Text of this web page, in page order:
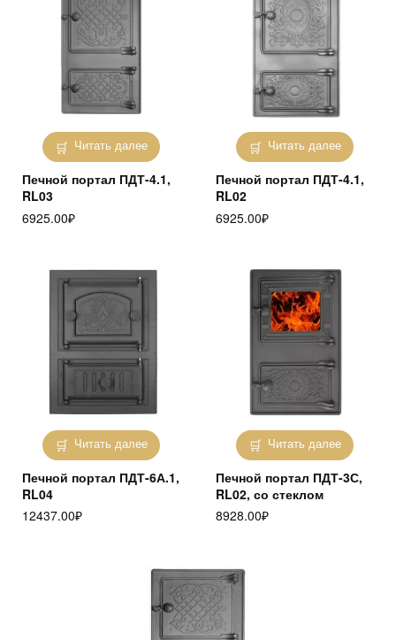
Читать далее
Печной портал ПДТ-4.1,
RL03
6925.00₽
Читать далее
Печной портал ПДТ-4.1,
RL02
6925.00₽
Читать далее
Печной портал ПДТ-6А.1,
RL04
12437.00₽
Читать далее
Печной портал ПДТ-3С,
RL02, со стеклом
8928.00₽